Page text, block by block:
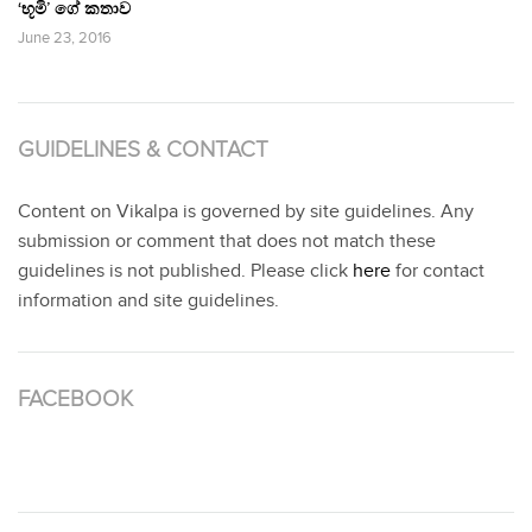
‘භූමි’ ගේ කතාව
June 23, 2016
GUIDELINES & CONTACT
Content on Vikalpa is governed by site guidelines. Any
submission or comment that does not match these
guidelines is not published. Please click here for contact
information and site guidelines.
FACEBOOK